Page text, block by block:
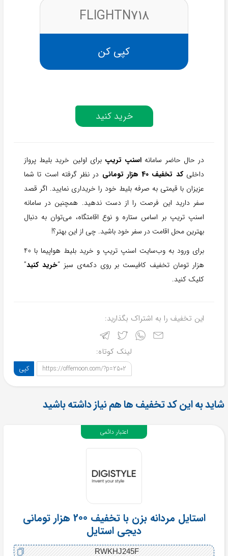
FLIGHTN718
کپی کن
خرید کنید
در حال حاضر سامانه اسنپ تریپ برای اولین خرید بلیط پرواز
داخلیکد تخفیف 40 هزار تومانی
در نظر گرفته است تا شما
عزیزان با قیمتی به صرفه بلیط خود را خریداری نمایید. اگر قصد
سفر دارید این فرصت را از دست ندهید. همچنین در سامانه
اسنپ تریپ بر اساس ستاره و نوع اقامتگاه، می‌توان به دنبال
بهترین محل اقامت در سفر خود باشید. چی از این بهتر؟!
برای ورود به وب‌سایت اسنپ تریپ و خرید بلیط هواپیما با 40
هزار تومان تخفیف کافیست بر روی دکمه‌ی سبز “خرید کنید”
کلیک کنید.
این تخفیف را به اشتراک بگذارید:
لینک کوتاه:
https://offemoon.com/?p=2502 کپی
شاید به این کد تخفیف ها هم نیاز داشته باشید
استایل مردانه بزن با تخفیف 200 هزار تومانی
دیجی استایل
RWKHJ245F
اعتبار دائمی